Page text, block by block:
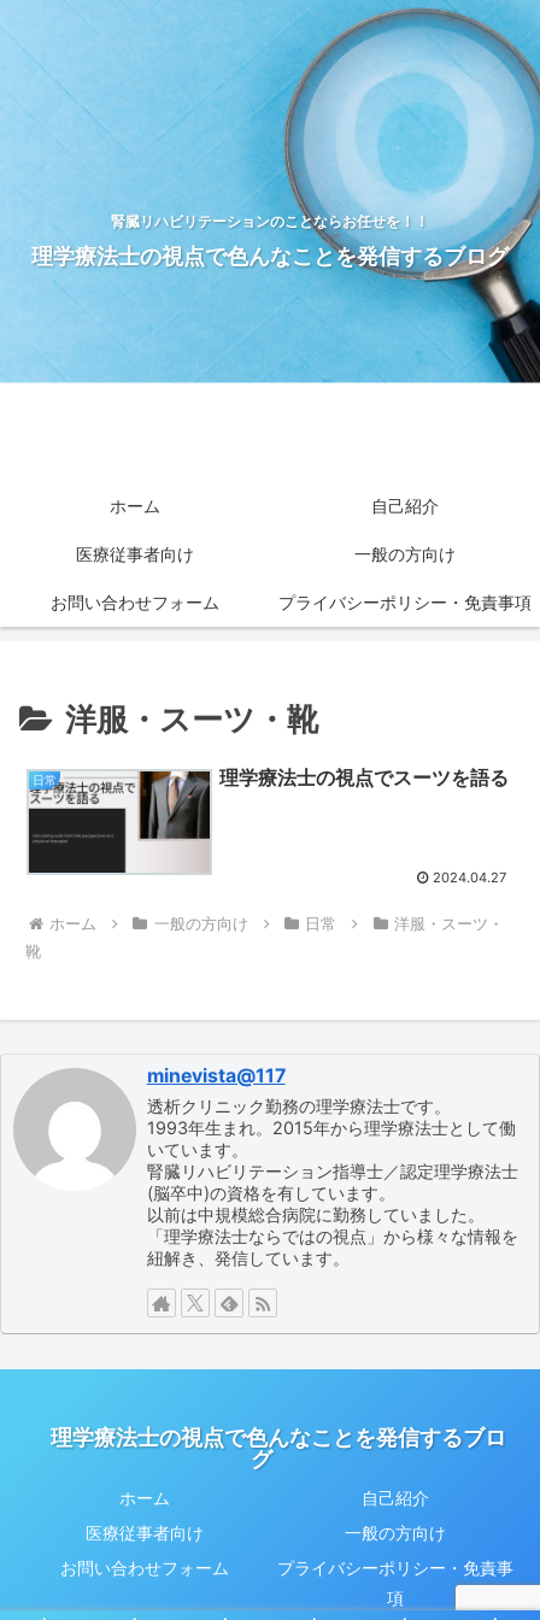
腎臓リハビリテーションのことならお任せを！！
理学療法士の視点で色んなことを発信するブログ
ホーム 自己紹介
医療従事者向け 一般の方向け
お問い合わせフォーム プライバシーポリシー・免責事項
洋服・スーツ・靴
日常 理学療法士の視点でスーツを語る
2024.04.27
ホーム 一般の方向け 日常
洋服・スーツ・
靴
minevista@117
透析クリニック勤務の理学療法士です。
1993年生まれ。2015年から理学療法士として働
いています。
腎臓リハビリテーション指導士／認定理学療法士
(脳卒中)の資格を有しています。
以前は中規模総合病院に勤務していました。
「理学療法士ならではの視点」から様々な情報を
紐解き、発信しています。
理学療法士の視点で色んなことを発信するブロ
グ
ホーム
自己紹介
医療従事者向け
一般の方向け
お問い合わせフォーム
プライバシーポリシー・免責事
項